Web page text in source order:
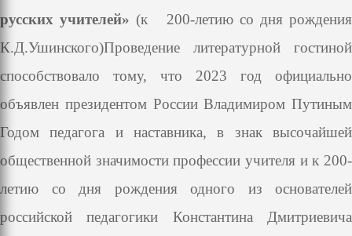
русских учителей» (к 200-летию со дня рождения
К.Д.Ушинского)Проведение литературной гостиной
способствовало тому, что 2023 год официально
объявлен президентом России Владимиром Путиным
Годом педагога и наставника, в знак высочайшей
общественной значимости профессии учителя и к 200-
летию со дня рождения одного из основателей
российской педагогики Константина Дмитриевича